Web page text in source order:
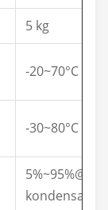
5 kg
-20~70°C
-30~80°C (-
kondensacji